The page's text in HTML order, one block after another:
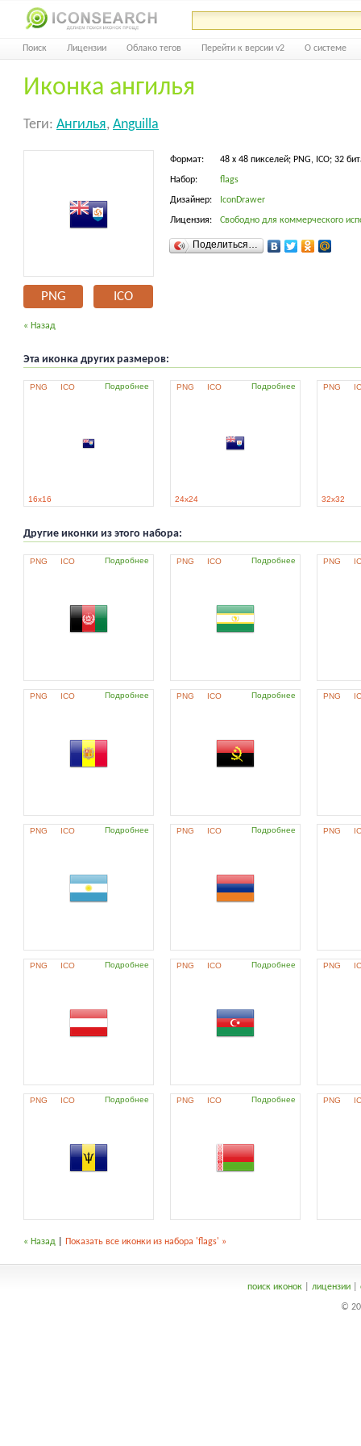
Поиск Лицензии Облако тегов Перейти к версии v2 О системе
Иконка ангилья
Теги: Ангилья, Anguilla
PNG ICO
Формат: 48 x 48 пикселей; PNG, ICO; 32
Набор: flags
Дизайнер: IconDrawer
Лицензия: Свободно для коммерческого
Поделиться…
« Назад
Эта иконка других размеров:
PNG ICO Подробнее
16x16
PNG ICO Подробнее
24x24
PNG
32x32
Другие иконки из этого набора:
PNG ICO Подробнее PNG ICO Подробнее PNG
PNG ICO Подробнее PNG ICO Подробнее PNG
PNG ICO Подробнее PNG ICO Подробнее PNG
PNG ICO Подробнее PNG ICO Подробнее PNG
PNG ICO Подробнее PNG ICO Подробнее PNG
« Назад Показать все иконки из набора 'flags' »
поиск иконок| лицензии|
©